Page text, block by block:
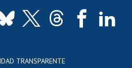
Docentes
TRANSPARENTE